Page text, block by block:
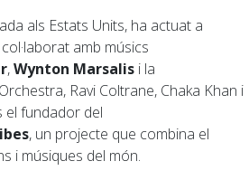
als Estats Units, ha actuat a
amb músics
,Wynton Marsalis i la
Ravi Coltrane, Chaka Khan i
el fundador del
, un projecte que combina el
i músiques del món.